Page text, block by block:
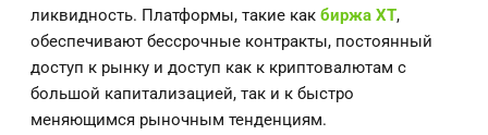
ликвидность. Платформы, такие как биржа XT,
обеспечивают бессрочные контракты, постоянный
доступ к рынку и доступ как к криптовалютам с
большой капитализацией, так и к быстро
меняющимся рыночным тенденциям.